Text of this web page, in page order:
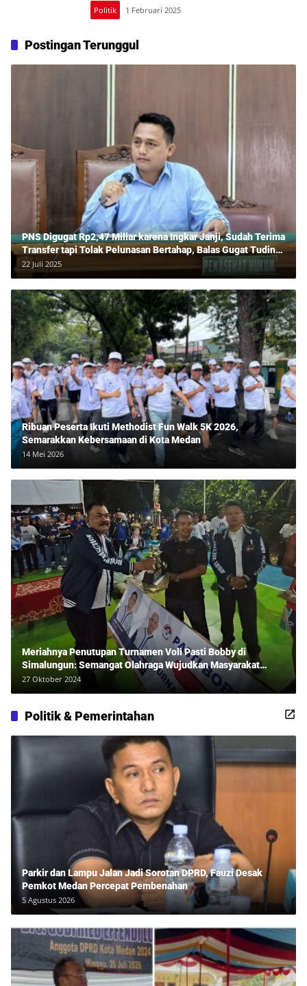
Politik 1 Februari 2025
Postingan Terunggul
PNS Digugat Rp2,47 Miliar karena Ingkar Janji, Sudah Terima
Transfer tapi Tolak Pelunasan Bertahap, Balas Gugat Tuding
Lawan Tipu Rp850 Juta
22 Juli 2025
Ribuan Peserta Ikuti Methodist Fun Walk 5K 2026,
Semarakkan Kebersamaan di Kota Medan
14 Mei 2026
Meriahnya Penutupan Turnamen Voli Pasti Bobby di
Simalungun: Semangat Olahraga Wujudkan Masyarakat
Sehat Bersama Erwan Rozadi dan Ribuan Penonton!
27 Oktober 2024
Politik & Pemerintahan
Parkir dan Lampu Jalan Jadi Sorotan DPRD, Fauzi Desak
Pemkot Medan Percepat Pembenahan
5 Agustus 2026